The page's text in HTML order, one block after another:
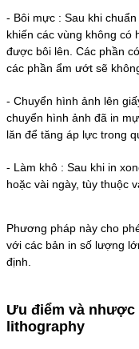
- Bôi mực : Sau khi
khiến các vùng không có
được bôi lên. Các phần
các phần ẩm ướt sẽ
- Chuyển hình ảnh lên
chuyển hình ảnh đã in
lăn để tăng áp lực trong
- Làm khô : Sau khi in
hoặc vài ngày, tùy thuộc
Phương pháp này cho
với các bản in số lượng
định.
Ưu điểm và nhược
lithography